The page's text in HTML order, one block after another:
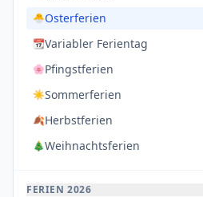
🐣Osterferien
📆Variabler Ferientag
🌸Pfingstferien
☀️Sommerferien
🍂Herbstferien
🎄Weihnachtsferien
FERIEN 2026